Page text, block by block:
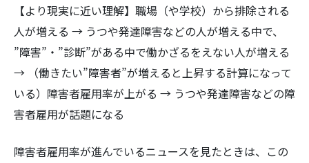
【より現実に近い理解】職場（や学校）から排除される
人が増える → うつや発達障害などの人が増える中で、
”障害”・”診断”がある中で働かざるをえない人が増える
→ （働きたい”障害者”が増えると上昇する計算になって
いる）障害者雇用率が上がる → うつや発達障害などの障
害者雇用が話題になる
障害者雇用率が進んでいるニュースを見たときは、この